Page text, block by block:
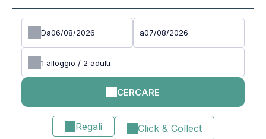
Da a
1 alloggio / 2 adulti
CERCARE
Regali Click & Collect